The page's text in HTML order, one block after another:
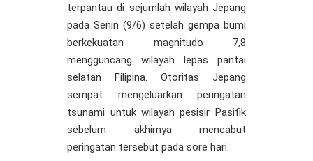
terpantau di sejumlah wilayah Jepang
pada Senin (9/6) setelah gempa bumi
berkekuatan magnitudo 7,8
mengguncang wilayah lepas pantai
selatan Filipina. Otoritas Jepang
sempat mengeluarkan peringatan
tsunami untuk wilayah pesisir Pasifik
sebelum akhirnya mencabut
peringatan tersebut pada sore hari.